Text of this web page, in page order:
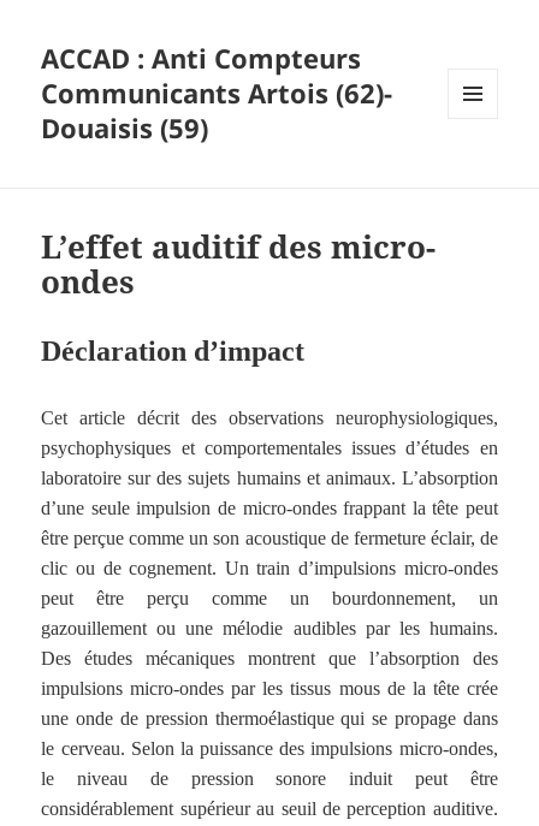
ACCAD : Anti Compteurs
Communicants Artois (62)-
Douaisis (59)
L’effet auditif des micro-
ondes
Déclaration d’impact
Cet article décrit des observations neurophysiologiques,
psychophysiques et comportementales issues d’études en
laboratoire sur des sujets humains et animaux. L’absorption
d’une seule impulsion de micro-ondes frappant la tête peut
être perçue comme un son acoustique de fermeture éclair, de
clic ou de cognement. Un train d’impulsions micro-ondes
peut être perçu comme un bourdonnement, un
gazouillement ou une mélodie audibles par les humains.
Des études mécaniques montrent que l’absorption des
impulsions micro-ondes par les tissus mous de la tête crée
une onde de pression thermoélastique qui se propage dans
le cerveau. Selon la puissance des impulsions micro-ondes,
le niveau de pression sonore induit peut être
considérablement supérieur au seuil de perception auditive.